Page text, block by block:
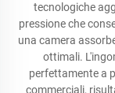
tecnologiche
pressione che
una camera
ottimali.
perfettamente a
commerciali,